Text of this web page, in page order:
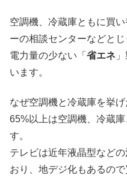
空調機、冷蔵庫ともに買
ーの相談センターなどと
電力量の少ない「 省エネ
います。
なぜ空調機と冷蔵庫を挙
65%以上は空調機、冷蔵
す。
テレビは近年液晶型など
おり、地デジ化もあるの